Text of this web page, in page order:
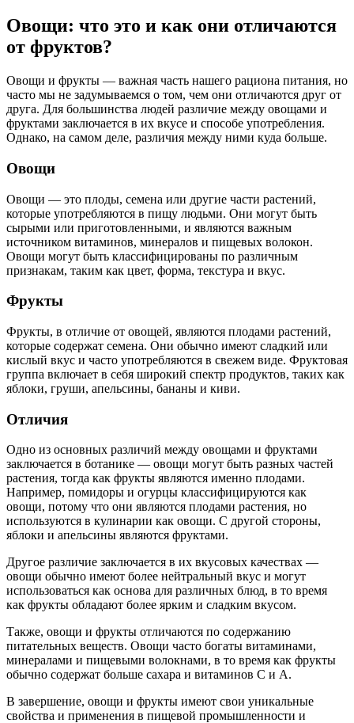
Овощи: что это и как они отличаются
от фруктов?
Овощи и фрукты — важная часть нашего рациона питания, но
часто мы не задумываемся о том, чем они отличаются друг от
друга. Для большинства людей различие между овощами и
фруктами заключается в их вкусе и способе употребления.
Однако, на самом деле, различия между ними куда больше.
Овощи
Овощи — это плоды, семена или другие части растений,
которые употребляются в пищу людьми. Они могут быть
сырыми или приготовленными, и являются важным
источником витаминов, минералов и пищевых волокон.
Овощи могут быть классифицированы по различным
признакам, таким как цвет, форма, текстура и вкус.
Фрукты
Фрукты, в отличие от овощей, являются плодами растений,
которые содержат семена. Они обычно имеют сладкий или
кислый вкус и часто употребляются в свежем виде. Фруктовая
группа включает в себя широкий спектр продуктов, таких как
яблоки, груши, апельсины, бананы и киви.
Отличия
Одно из основных различий между овощами и фруктами
заключается в ботанике — овощи могут быть разных частей
растения, тогда как фрукты являются именно плодами.
Например, помидоры и огурцы классифицируются как
овощи, потому что они являются плодами растения, но
используются в кулинарии как овощи. С другой стороны,
яблоки и апельсины являются фруктами.
Другое различие заключается в их вкусовых качествах —
овощи обычно имеют более нейтральный вкус и могут
использоваться как основа для различных блюд, в то время
как фрукты обладают более ярким и сладким вкусом.
Также, овощи и фрукты отличаются по содержанию
питательных веществ. Овощи часто богаты витаминами,
минералами и пищевыми волокнами, в то время как фрукты
обычно содержат больше сахара и витаминов C и A.
В завершение, овощи и фрукты имеют свои уникальные
свойства и применения в пищевой промышленности и